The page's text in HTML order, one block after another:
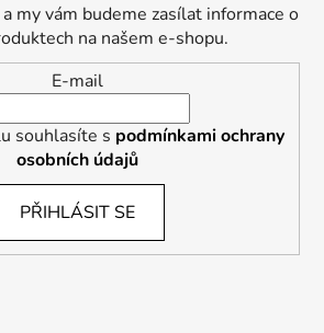
my vám budeme zasílat informace o
na našem e-shopu.
E-mail
souhlasíte s podmínkami ochrany
osobních údajů
PŘIHLÁSIT SE